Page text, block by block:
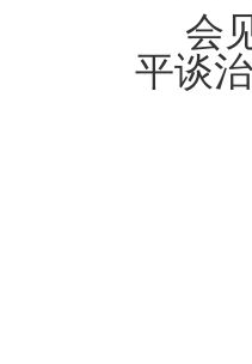
会
平谈